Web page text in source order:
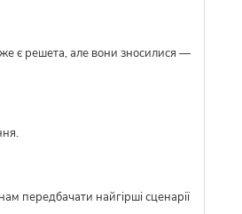
є решета, але вони зносилися —
передбачати найгірші сценарії